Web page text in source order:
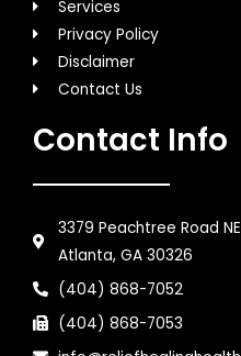
Services
Privacy Policy
Disclaimer
Contact Us
Contact Info
3379 Peachtree Road
Atlanta, GA 30326
(404) 868-7052
(404) 868-7053